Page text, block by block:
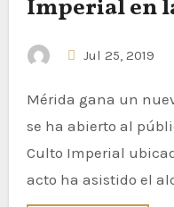
Imperial en
Jul 25, 2019
Mérida gana un nuevo espacio patrimonial. Hoy
se ha abierto al
Culto Imperial
acto ha asistido el